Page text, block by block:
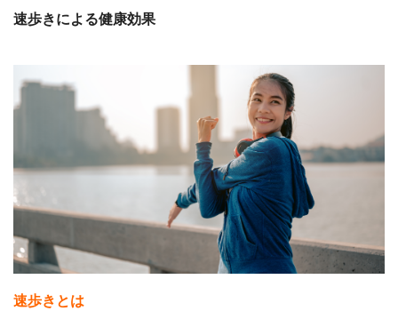
速歩きによる健康効果
速歩きとは